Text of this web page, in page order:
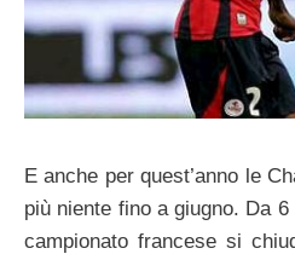
E anche per quest’anno le
più niente fino a giugno. Da
campionato francese si